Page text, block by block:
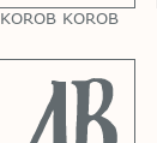
KOROB KOROB